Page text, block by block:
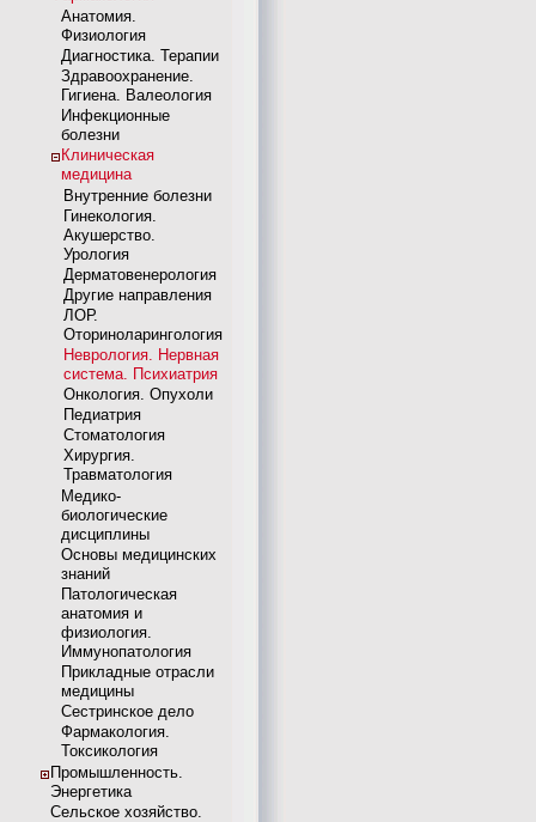
Анатомия.
Физиология
Диагностика. Терапии
Здравоохранение.
Гигиена. Валеология
Инфекционные
болезни
Клиническая
медицина
Внутренние болезни
Гинекология.
Акушерство.
Урология
Дерматовенерология
Другие направления
ЛОР.
Оториноларингология
Неврология. Нервная
система. Психиатрия
Онкология. Опухоли
Педиатрия
Стоматология
Хирургия.
Травматология
Медико-
биологические
дисциплины
Основы медицинских
знаний
Патологическая
анатомия и
физиология.
Иммунопатология
Прикладные отрасли
медицины
Сестринское дело
Фармакология.
Токсикология
Промышленность.
Энергетика
Сельское хозяйство.